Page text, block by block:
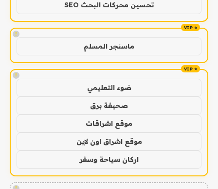
تحسين محركات البحث SEO
!
ماسنجر المسلم
!
ضوء التعليمي
صحيفة برق
موقع اشراقات
موقع اشراق اون لاين
اركان سياحة وسفر